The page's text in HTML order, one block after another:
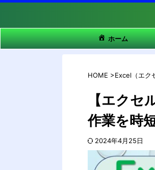
ホーム
HOME >Excel（エク
【エク
作業を時
2024年4月25日